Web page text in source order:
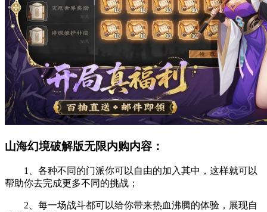
山海幻境破解版无限内购内容：
1、各种不同的门派你可以自由的加入其中，这样就可以
帮助你去完成更多不同的挑战；
2、每一场战斗都可以给你带来热血沸腾的体验，展现自